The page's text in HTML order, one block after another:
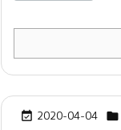
 2020-04-04 